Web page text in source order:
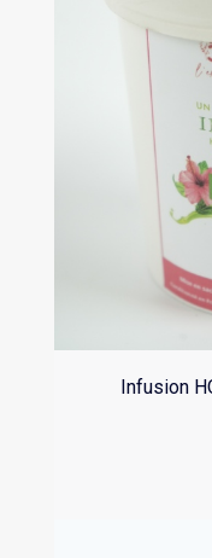
Infusion